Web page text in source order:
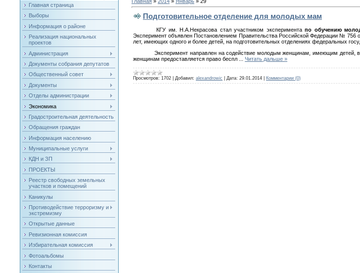
Главная страница
Выборы
Информация о районе
Реализация национальных
проектов
Администрация
Документы собрания депутатов
Общественный совет
Документы
Отделы администрации
Экономика
Градостроительная деятельность
Обращения граждан
Информация населению
Муниципальные услуги
КДН и ЗП
ПРОЕКТЫ
Реестр свободных земельных
участков и помещений
Каникулы
Противодействие терроризму и
экстремизму
Открытые данные
Ревизионная комиссия
Избирательная комиссия
Фотоальбомы
Контакты
Подготовительное отделение для молодых мам
КГУ им. Н.А.Некрасова стал участником экспериментапо обучению
Эксперимент объявлен Постановлением Правительства Российской Федерации №
лет, имеющих одного и более детей, на подготовительных отделениях федеральных
Эксперимент направлен на содействие молодым женщинам, имеющим детей, в
женщинам предоставляется право беспл
Читать дальше »
Просмотров: 1702 Добавил: alexandrowic Дата: 29.01.2014 Комментарии (0)